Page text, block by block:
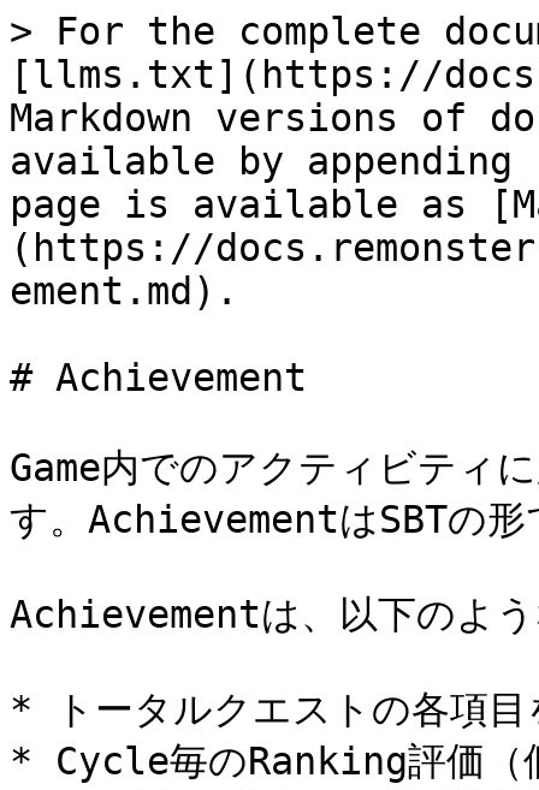
> For the complete
[llms.txt](https://
Markdown versions of
available by
page is available as
(https://
ement.md).
# Achievement
Game内でのアクティビティ
す。AchievementはSBTの形
Achievementは、以下のよ
* トータルクエストの各項目
* Cycle毎のRanking評価